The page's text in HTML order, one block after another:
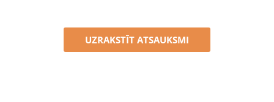
UZRAKSTĪT ATSAUKSMI